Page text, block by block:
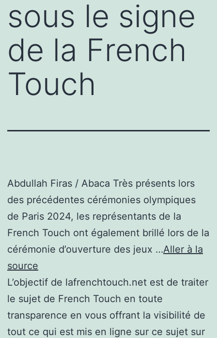
sous le signe
de la French
Touch
Abdullah Firas / Abaca Très présents lors
des précédentes cérémonies olympiques
de Paris 2024, les représentants de la
French Touch ont également brillé lors de la
cérémonie d’ouverture des jeux …Aller à la
source
L’objectif de lafrenchtouch.net est de traiter
le sujet de French Touch en toute
transparence en vous offrant la visibilité de
tout ce qui est mis en ligne sur ce sujet sur